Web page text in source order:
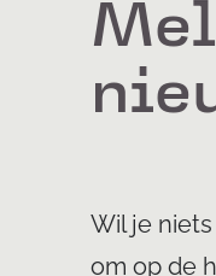
Wil je
om op de